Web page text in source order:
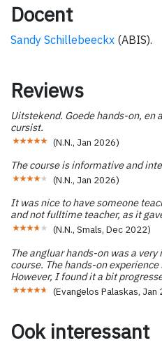
Docent
Sandy Schillebeeckx (ABIS).
Reviews
Uitstekend. Goede hands-on, en
cursist.
(N.N., Jan 2026)
The course is informative and
(N.N., Jan 2026)
It was nice to have someone
and not fulltime teacher, as it
(N.N., Smals, Dec 2022)
The angluar hands-on was a
course. The hands-on
However, I found it a bit
(Evangelos Palaskas, Jan
Ook interessant